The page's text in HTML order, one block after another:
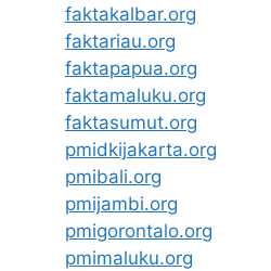
faktakalbar.org
faktariau.org
faktapapua.org
faktamaluku.org
faktasumut.org
pmidkijakarta.org
pmibali.org
pmijambi.org
pmigorontalo.org
pmimaluku.org